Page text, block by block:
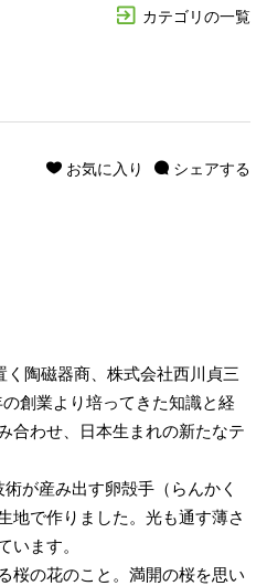
カテゴリの一覧
シェアする
お気に入り
く陶磁器商、株式会社西川貞三
創業より培ってきた知識と経
合わせ、日本生まれの新たなテ
が産み出す卵殻手（らんかく
地で作りました。光も通す薄さ
ます。
桜の花のこと。満開の桜を思い